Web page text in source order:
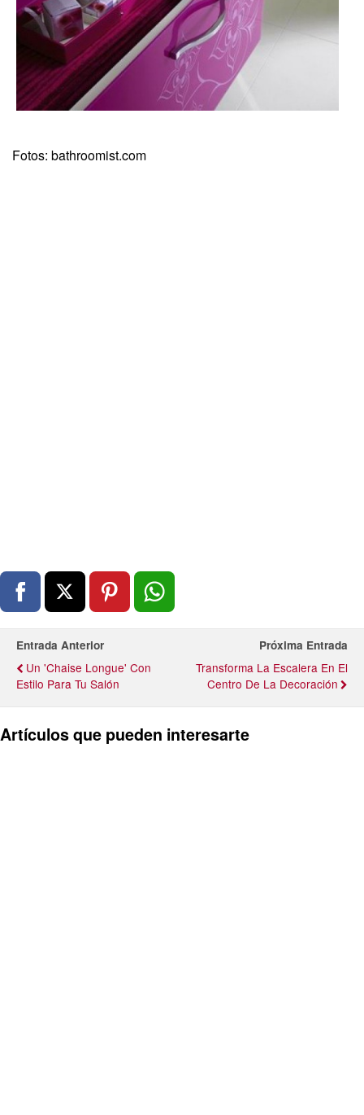
Fotos: bathroomist.com
Entrada Anterior
Un 'chaise Longue' Con
Estilo Para Tu Salón
Próxima Entrada
Transforma La Escalera En El
Centro De La Decoración
Artículos que pueden interesarte